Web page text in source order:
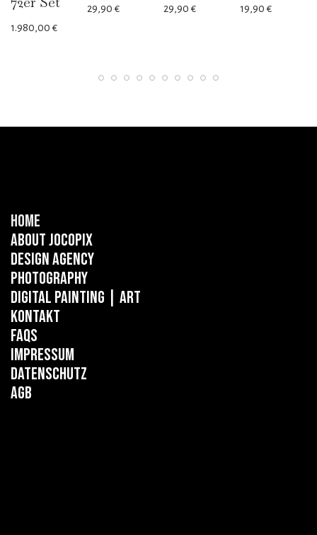
1.980,00€
29,90€ 29,90€ 19,90€
Home
About Jocopix
Design Agency
Photography
Digital Painting | ART
Kontakt
FAQs
Impressum
Datenschutz
AGB